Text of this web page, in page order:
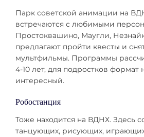
Парк советской анимации на
встречаются с любимыми
Простоквашино, Маугли,
предлагают пройти квесты и
мультфильмы. Программы
4-10 лет, для подростков формат
интересный.
Робостанция
Тоже находится на ВДНХ. Здесь
танцующих, рисующих,